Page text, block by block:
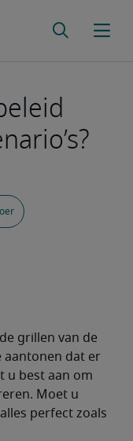
grillen van de
aantonen dat er
u best aan om
Moet u
perfect zoals